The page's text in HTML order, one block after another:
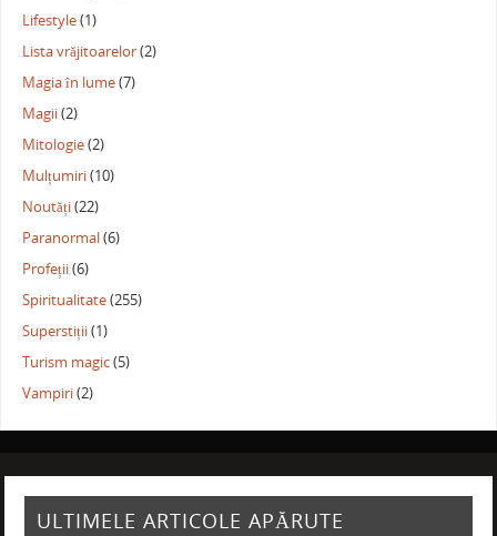
Lifestyle(1)
Lista vrăjitoarelor(2)
Magia în lume(7)
Magii(2)
Mitologie(2)
Mulțumiri(10)
Noutăți(22)
Paranormal(6)
Profeții(6)
Spiritualitate(255)
Superstiții(1)
Turism magic(5)
Vampiri(2)
ULTIMELE ARTICOLE APĂRUTE